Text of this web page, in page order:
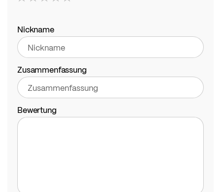
star
stars
stars
stars
stars
Nickname
Zusammenfassung
Bewertung